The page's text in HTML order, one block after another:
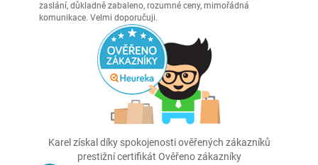
zaslání, důkladně zabaleno, rozumné ceny, mimořádná
komunikace. Velmi doporučuji.
Karel získal díky spokojenosti ověřených zákazníků
prestižní certifikát Ověřeno zákazníky